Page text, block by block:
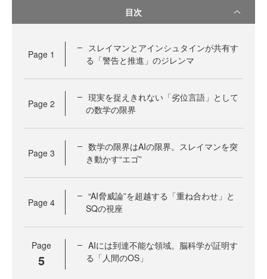
目次
Page 1
スレイマンとアインシュタインが共有す
る「警告と推進」のジレンマ
Page 2
現実を捉えきれない「劣位言語」として
の数学の限界
Page 3
数学の限界はAIの限界。スレイマンを突
き動かす“エゴ”
Page 4
“AI脅威論”を超越する「重ね合わせ」と
SQの視座
Page
5
AIには到達不能な領域。脳科学が証明す
る「人間のOS」